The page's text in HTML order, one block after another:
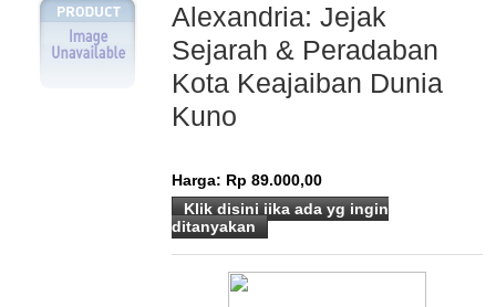
Alexandria: Jejak
Sejarah & Peradaban
Kota Keajaiban Dunia
Kuno
Harga: Rp 89.000,00
Klik disini jika ada yg ingin
ditanyakan